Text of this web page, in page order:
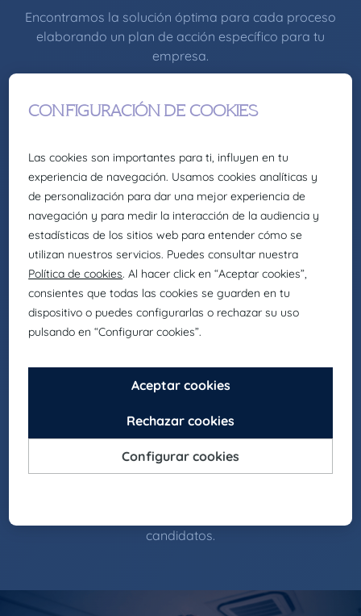
Encontramos la solución óptima para cada proceso
elaborando un plan de acción específico para tu
empresa.
CULTURA Y VALORES
En Claire Joster somos People first, nuestra
cultura basada en el respeto, la
responsabilidad y la transparencia.
INNOVACIÓN
Nos avanzamos a los retos del mercado
líderes.
EXCELENCIA
candidatos.